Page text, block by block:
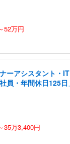
52万円
ーアシスタント・
員・年間休日125
35万3,400円